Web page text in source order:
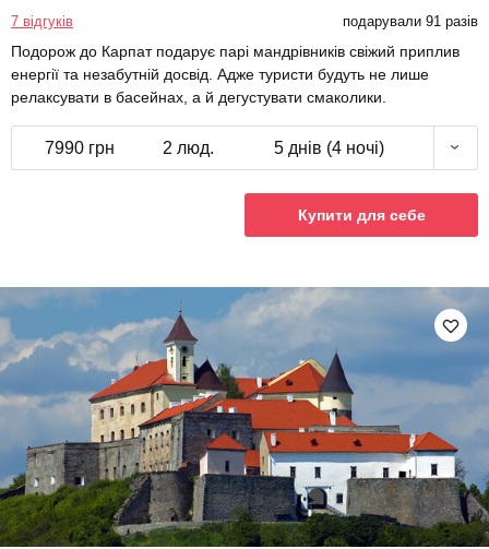
7 відгуків подарували 91 разів
Подорож до Карпат подарує парі мандрівників свіжий приплив
енергії та незабутній досвід. Адже туристи будуть не лише
релаксувати в басейнах, а й дегустувати смаколики.
7990 грн 2 люд. 5 днів (4 ночі)
Купити для себе